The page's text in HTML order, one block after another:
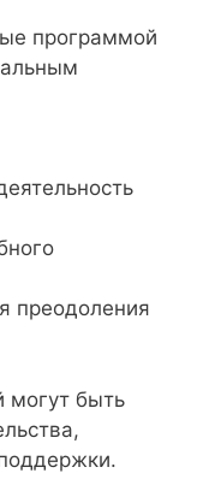
программой
преодоления
могут быть